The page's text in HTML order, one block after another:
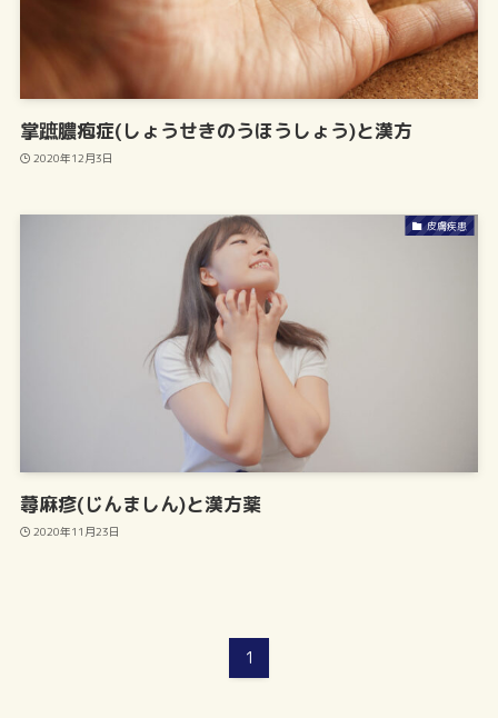
掌蹠膿疱症(しょうせきのうほうしょう)と漢方
2020年12月3日
皮膚疾患
蕁麻疹(じんましん)と漢方薬
2020年11月23日
1